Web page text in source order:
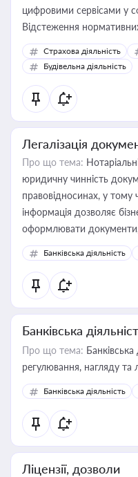
цифровими сервісами у
Відстеження
корисне для власника
бухгалтера під час
державного майна,
статусу суб'єктів
Страхова діяльність
Будівельна діяльність
Легалізація
Про що тема:
юридичну чинність
правовідносинах, у тому
інформація дозволяє
оформлювати документи,
забезпечувати їх
контрагентами
Банківська діяльність
Банківська
Про що тема:
регулювання, нагляду та
Банківська діяльність
Ліцензії, дозволи